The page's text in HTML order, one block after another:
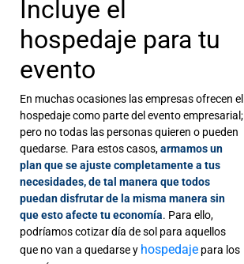
Incluye el
hospedaje para tu
evento
En muchas ocasiones las empresas ofrecen el
hospedaje como parte del evento empresarial;
pero no todas las personas quieren o pueden
quedarse. Para estos casos,armamos un
plan que se ajuste completamente a tus
necesidades, de tal manera que todos
puedan disfrutar de la misma manera sin
que esto afecte tu economía. Para ello,
podríamos cotizar día de sol para aquellos
que no van a quedarse y hospedaje para los